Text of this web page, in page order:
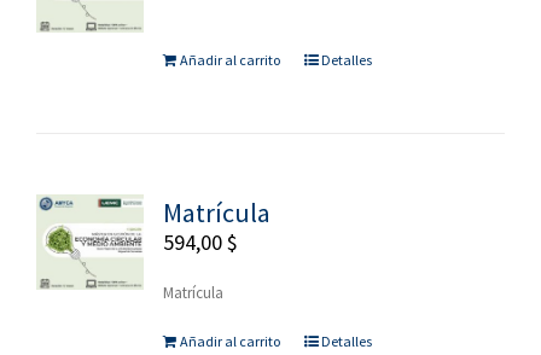
Añadir al carrito Detalles
Matrícula
594,00$
Matrícula
Añadir al carrito Detalles